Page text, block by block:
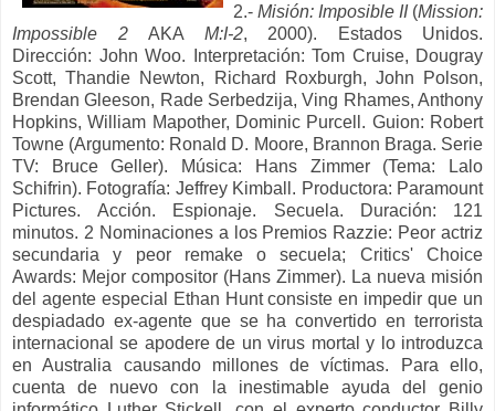
2.- Misión: Imposible II(Mission:
Impossible 2 AKA M:I-2, 2000). Estados Unidos.
Dirección: John Woo. Interpretación: Tom Cruise, Dougray
Scott, Thandie Newton, Richard Roxburgh, John Polson,
Brendan Gleeson, Rade Serbedzija, Ving Rhames, Anthony
Hopkins, William Mapother, Dominic Purcell. Guion: Robert
Towne (Argumento: Ronald D. Moore, Brannon Braga. Serie
TV: Bruce Geller).
Música:
Hans Zimmer (Tema: Lalo
Schifrin). Fotografía: Jeffrey Kimball. Productora: Paramount
Pictures.Acción. Espionaje. Secuela. Duración: 121
minutos. 2 Nominaciones a los Premios Razzie: Peor actriz
secundaria y peor remake o secuela; Critics' Choice
Awards: Mejor compositor (Hans Zimmer). La nueva misión
del agente especial Ethan Hunt consiste en impedir que un
despiadado ex-agente que se ha convertido en terrorista
internacional se apodere de un virus mortal y lo introduzca
en Australia causando millones de víctimas. Para ello,
cuenta de nuevo con la inestimable ayuda del genio